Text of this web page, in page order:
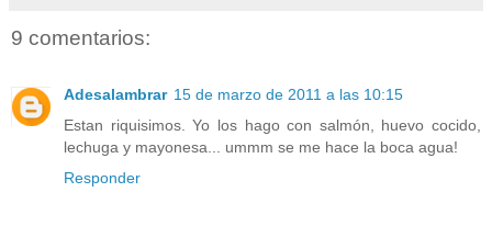
9 comentarios:
Adesalambrar 15 de marzo de 2011 a las 10:15
Estan riquisimos. Yo los hago con salmón, huevo cocido,
lechuga y mayonesa... ummm se me hace la boca agua!
Responder